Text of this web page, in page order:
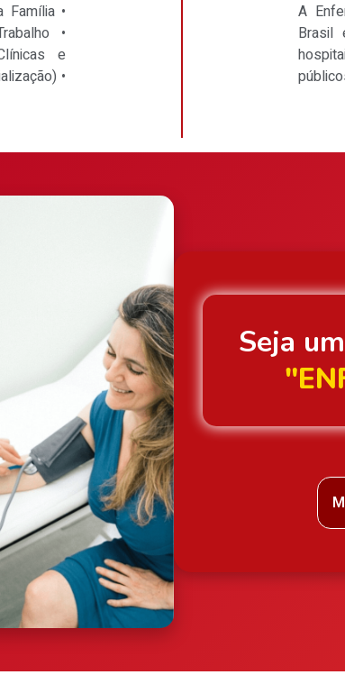
Família •
•
e
•
A
Brasil
Seja